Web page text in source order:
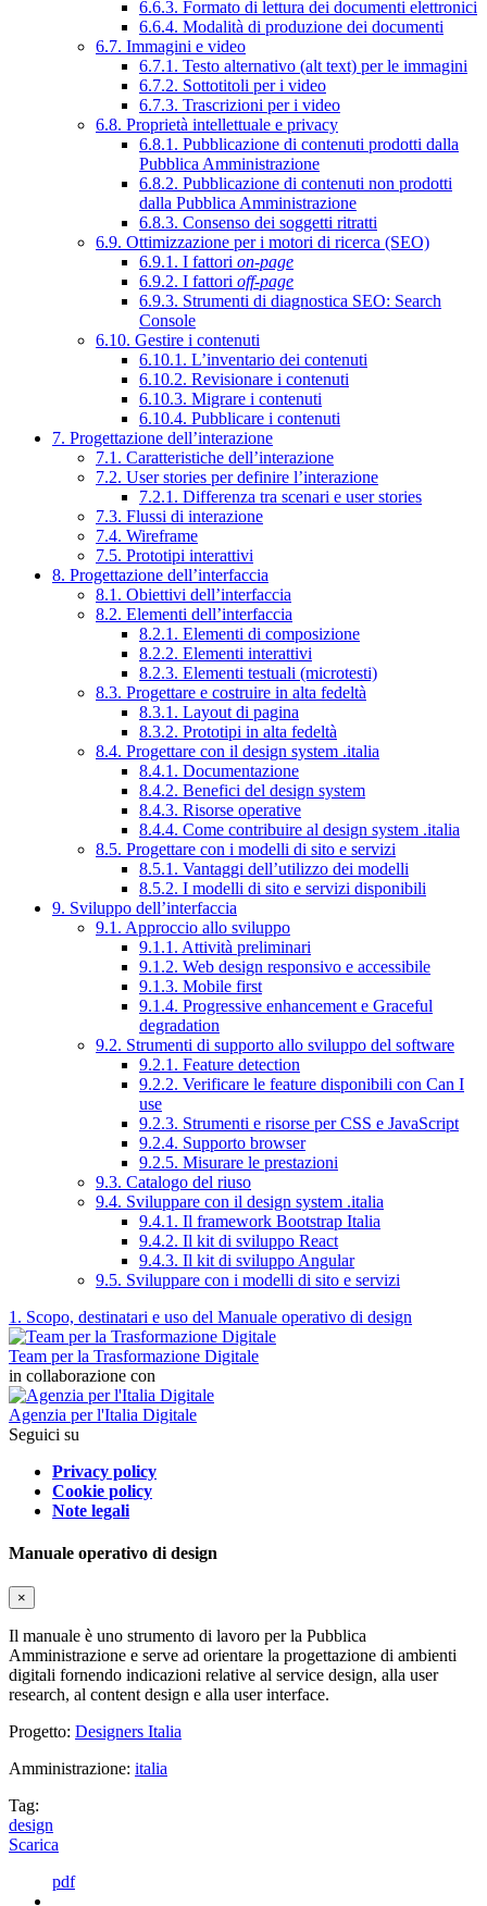
6.6.3. Formato di lettura dei documenti elettronici
6.6.4. Modalità di produzione dei documenti
6.7. Immagini e video
6.7.1. Testo alternativo (alt text) per le immagini
6.7.2. Sottotitoli per i video
6.7.3. Trascrizioni per i video
6.8. Proprietà intellettuale e privacy
6.8.1. Pubblicazione di contenuti prodotti dalla
Pubblica Amministrazione
6.8.2. Pubblicazione di contenuti non prodotti
dalla Pubblica Amministrazione
6.8.3. Consenso dei soggetti ritratti
6.9. Ottimizzazione per i motori di ricerca (SEO)
6.9.1. I fattori on-page
6.9.2. I fattori off-page
6.9.3. Strumenti di diagnostica SEO: Search
Console
6.10. Gestire i contenuti
6.10.1. L’inventario dei contenuti
6.10.2. Revisionare i contenuti
6.10.3. Migrare i contenuti
6.10.4. Pubblicare i contenuti
7. Progettazione dell’interazione
7.1. Caratteristiche dell’interazione
7.2. User stories per definire l’interazione
7.2.1. Differenza tra scenari e user stories
7.3. Flussi di interazione
7.4. Wireframe
7.5. Prototipi interattivi
8. Progettazione dell’interfaccia
8.1. Obiettivi dell’interfaccia
8.2. Elementi dell’interfaccia
8.2.1. Elementi di composizione
8.2.2. Elementi interattivi
8.2.3. Elementi testuali (microtesti)
8.3. Progettare e costruire in alta fedeltà
8.3.1. Layout di pagina
8.3.2. Prototipi in alta fedeltà
8.4. Progettare con il design system .italia
8.4.1. Documentazione
8.4.2. Benefici del design system
8.4.3. Risorse operative
8.4.4. Come contribuire al design system .italia
8.5. Progettare con i modelli di sito e servizi
8.5.1. Vantaggi dell’utilizzo dei modelli
8.5.2. I modelli di sito e servizi disponibili
9. Sviluppo dell’interfaccia
9.1. Approccio allo sviluppo
9.1.1. Attività preliminari
9.1.2. Web design responsivo e accessibile
9.1.3. Mobile first
9.1.4. Progressive enhancement e Graceful
degradation
9.2. Strumenti di supporto allo sviluppo del software
9.2.1. Feature detection
9.2.2. Verificare le feature disponibili con Can I
use
9.2.3. Strumenti e risorse per CSS e JavaScript
9.2.4. Supporto browser
9.2.5. Misurare le prestazioni
9.3. Catalogo del riuso
9.4. Sviluppare con il design system .italia
9.4.1. Il framework Bootstrap Italia
9.4.2. Il kit di sviluppo React
9.4.3. Il kit di sviluppo Angular
9.5. Sviluppare con i modelli di sito e servizi
1. Scopo, destinatari e uso del Manuale operativo di design
Team per la Trasformazione Digitale
in collaborazione con
Agenzia per l'Italia Digitale
Seguici su
Privacy policy
Cookie policy
Note legali
Manuale operativo di design
×
Il manuale è uno strumento di lavoro per la Pubblica
Amministrazione e serve ad orientare la progettazione di ambienti
digitali fornendo indicazioni relative al service design, alla user
research, al content design e alla user interface.
Progetto: Designers Italia
Amministrazione: italia
Tag:
design
Scarica
pdf